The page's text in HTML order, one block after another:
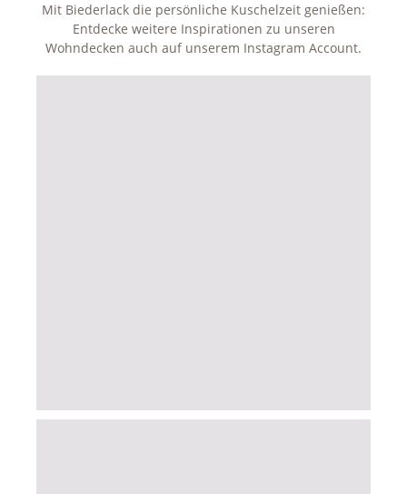
Mit Biederlack die persönliche Kuschelzeit genießen:
Entdecke weitere Inspirationen zu unseren
Wohndecken auch auf unserem Instagram Account.